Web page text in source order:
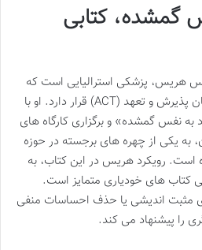
گمشده، کتابی
هریس، پزشکی استرالیایی است که
تخصص اصلی او در زمینه درمان پذیرش و تعهد (ACT) قرار دارد. او با
به نفس گمشده» و برگزاری کارگاه های
به یکی از چهره های برجسته در حوزه
است. رویکرد هریس در این کتاب، به
کتاب های خودیاری متمایز است.
مثبت اندیشی یا حذف احساسات منفی
را پیشنهاد می کند.